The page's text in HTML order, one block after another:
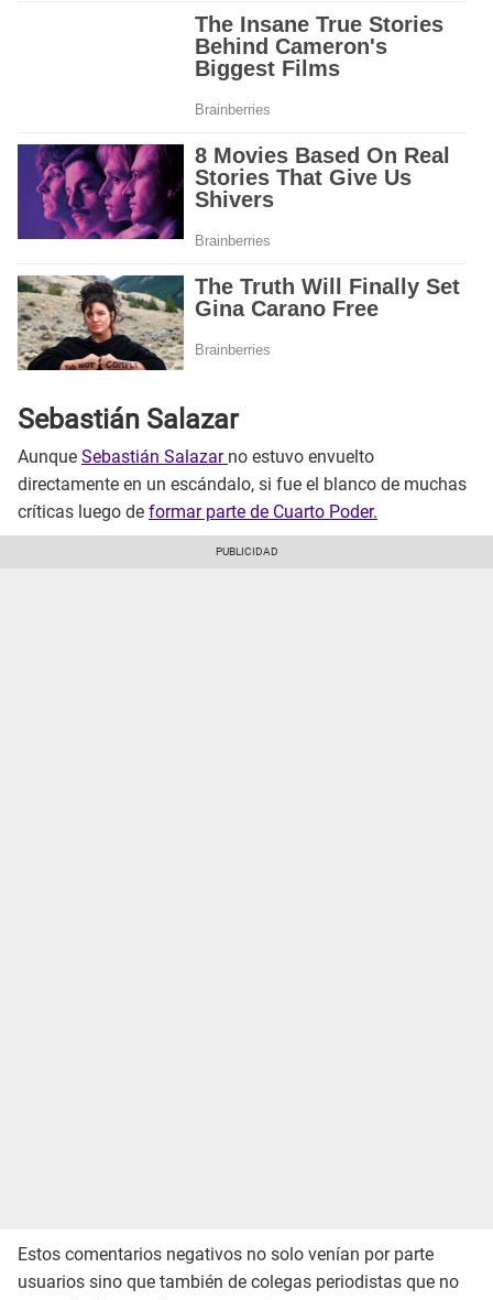
Sebastián Salazar
Aunque Sebastián Salazar no estuvo envuelto
directamente en un escándalo, si fue el blanco de muchas
críticas luego de formar parte de Cuarto Poder.
Estos comentarios negativos no solo venían por parte
usuarios sino que también de colegas periodistas que no